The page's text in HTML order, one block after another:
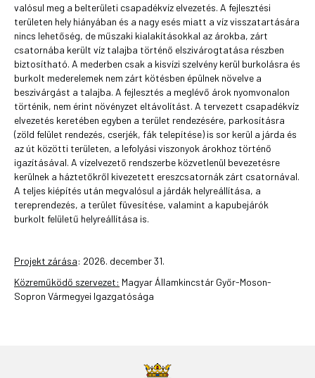
valósul meg a belterületi csapadékvíz elvezetés. A fejlesztési
területen hely hiányában és a nagy esés miatt a víz visszatartására
nincs lehetőség, de műszaki kialakításokkal az árokba, zárt
csatornába került víz talajba történő elszivárogtatása részben
biztosítható. A mederben csak a kisvízi szelvény kerül burkolásra és
burkolt mederelemek nem zárt kötésben épülnek növelve a
beszivárgást a talajba. A fejlesztés a meglévő árok nyomvonalon
történik, nem érint növényzet eltávolítást. A tervezett csapadékvíz
elvezetés keretében egyben a terület rendezésére, parkosításra
(zöld felület rendezés, cserjék, fák telepítése) is sor kerül a járda és
az út közötti területen, a lefolyási viszonyok árokhoz történő
igazításával. A vízelvezető rendszerbe közvetlenül bevezetésre
kerülnek a háztetőkről kivezetett ereszcsatornák zárt csatornával.
A teljes kiépítés után megvalósul a járdák helyreállítása, a
tereprendezés, a terület füvesítése, valamint a kapubejárók
burkolt felületű helyreállítása is.
Projekt zárása: 2026. december 31.
Közreműködő szervezet: Magyar Államkincstár Győr-Moson-
Sopron Vármegyei Igazgatósága